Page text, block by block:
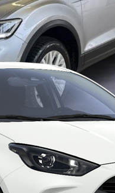
Servisler